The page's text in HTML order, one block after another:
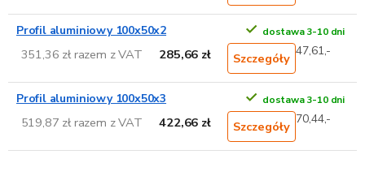
Profil aluminiowy 100x50x2 dostawa 3-10 dni
351,36 zł razem z VAT 285,66 zł Szczegóły 47,61,-
Profil aluminiowy 100x50x3 dostawa 3-10 dni
519,87 zł razem z VAT 422,66 zł Szczegóły 70,44,-